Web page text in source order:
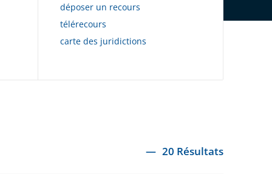
déposer un recours
télérecours
carte des juridictions
20 Résultats